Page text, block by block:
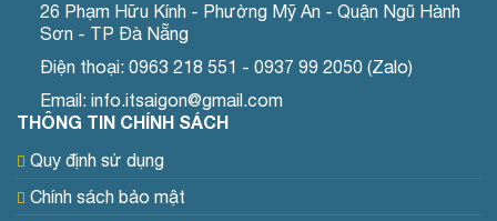
26 Phạm Hữu Kính - Phường Mỹ An - Quận Ngũ Hành
Sơn - TP Đà Nẵng
Điện thoại: 0963 218 551 - 0937 99 2050 (Zalo)
Email: info.itsaigon@gmail.com
THÔNG TIN CHÍNH SÁCH
Quy định sử dụng
Chính sách bảo mật